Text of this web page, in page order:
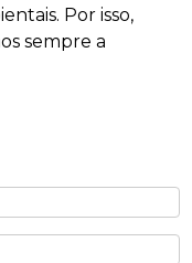
Por isso,
sempre a